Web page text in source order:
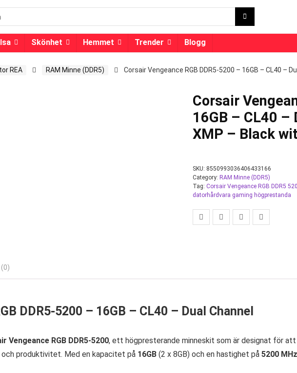
Skönhet Hemmet Trender Blogg
REA RAM Minne (DDR5) Corsair Vengeance RGB DDR5-5200 – 16GB – CL40 –
Corsair
16GB – CL40 –
XMP – Black
SKU: 8550993036406433166
Category: RAM Minne (DDR5)
Tag: Corsair Vengeance RGB DDR5
datorhårdvara gaming högprestanda
DDR5-5200 – 16GB – CL40 – Dual Channel
Vengeance RGB DDR5-5200, ett högpresterande minneskit som är designat för
produktivitet. Med en kapacitet på 16GB (2 x 8GB) och en hastighet på 5200 MHz